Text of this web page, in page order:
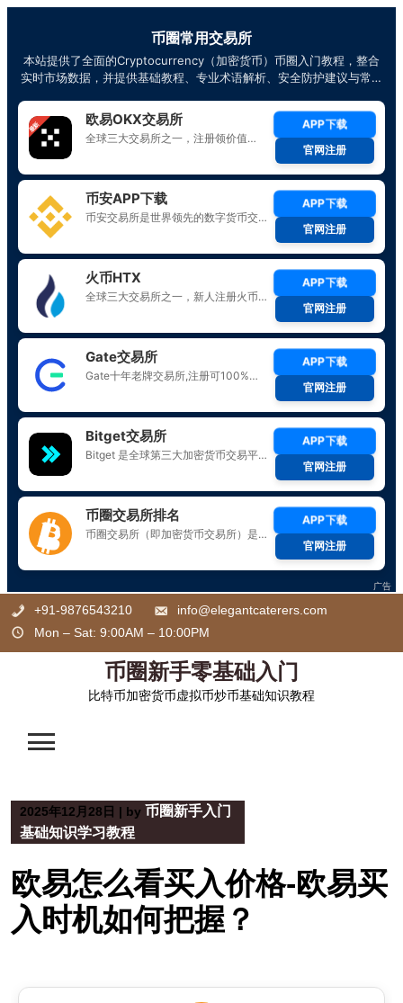
Skip
+91-9876543210
info@elegantcaterers.com
Mon – Sat: 9:00AM – 10:00PM
币圈新手零基础入门
比特币加密货币虚拟币炒币基础知识教程
2025年12月28日 | by 币圈新手入门
基础知识学习教程
欧易怎么看买入价格-欧易买
入时机如何把握？